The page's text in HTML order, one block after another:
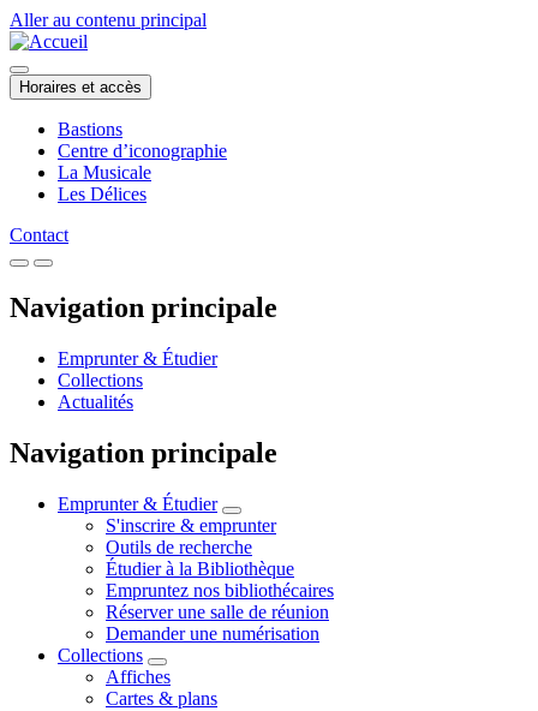
Aller au contenu principal
Horaires et accès
Bastions
Centre d’iconographie
La Musicale
Les Délices
Contact
Navigation principale
Emprunter & Étudier
Collections
Actualités
Navigation principale
Emprunter & Étudier
S'inscrire & emprunter
Outils de recherche
Étudier à la Bibliothèque
Empruntez nos bibliothécaires
Réserver une salle de réunion
Demander une numérisation
Collections
Affiches
Cartes & plans